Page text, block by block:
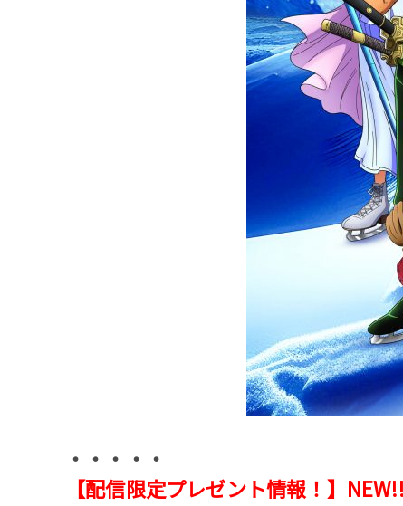
・・・・・
【配信限定プレゼント情報！】NEW!!